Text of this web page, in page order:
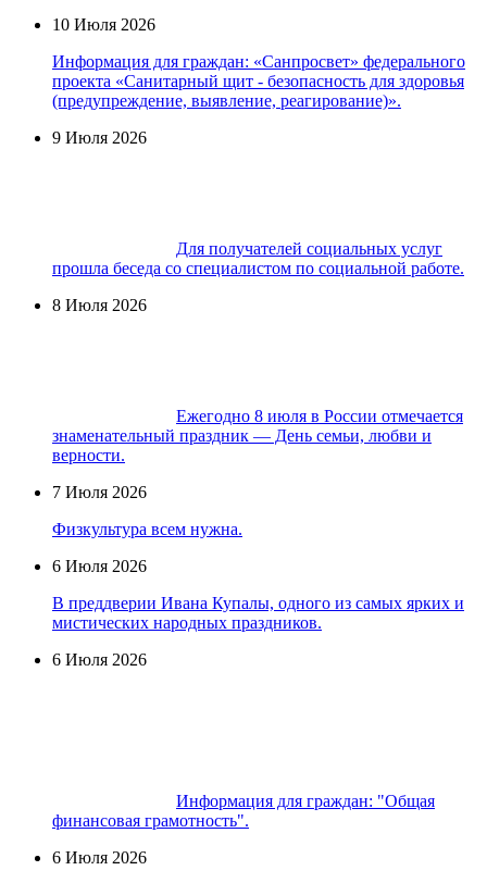
10 Июля 2026
Информация для граждан: «Санпросвет» федерального
проекта «Санитарный щит - безопасность для здоровья
(предупреждение, выявление, реагирование)».
9 Июля 2026
Для получателей социальных услуг
прошла беседа со специалистом по социальной работе.
8 Июля 2026
Ежегодно 8 июля в России отмечается
знаменательный праздник — День семьи, любви и
верности.
7 Июля 2026
Физкультура всем нужна.
6 Июля 2026
В преддверии Ивана Купалы, одного из самых ярких и
мистических народных праздников.
6 Июля 2026
Информация для граждан: "Общая
финансовая грамотность".
6 Июля 2026